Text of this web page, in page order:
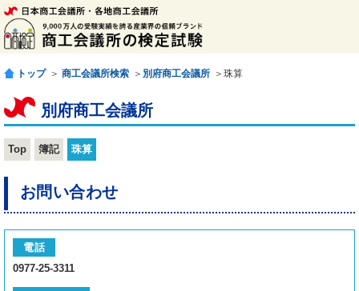
トップ ＞ 商工会議所検索 ＞ 別府商工会議所 ＞珠算
別府商工会議所
Top 簿記 珠算
お問い合わせ
電話
0977-25-3311